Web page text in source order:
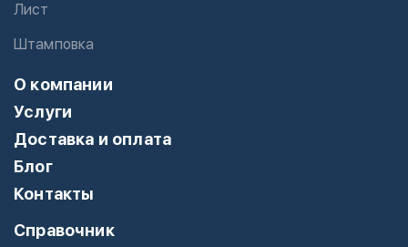
Лист
Штамповка
О компании
Услуги
Доставка и оплата
Блог
Контакты
Справочник